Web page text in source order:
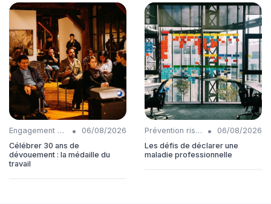
Engagement collaborateurs •
06/08/2026
Célébrer 30 ans de
dévouement : la médaille du
travail
Prévention risques •
06/08/2026
Les défis de déclarer une
maladie professionnelle